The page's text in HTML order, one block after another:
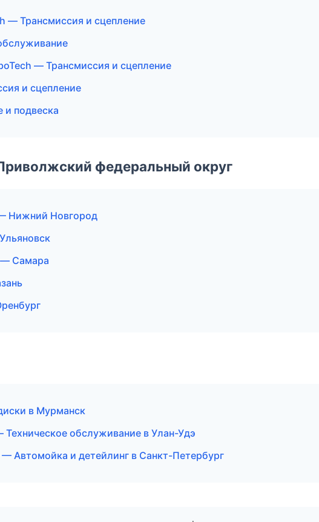
— Трансмиссия и сцепление
— Трансмиссия и сцепление
и сцепление
и подвеска
федеральный округ
Нижний Новгород
— Самара
в Мурманск
обслуживание в Улан-Удэ
Автомойка и детейлинг в Санкт-Петербург